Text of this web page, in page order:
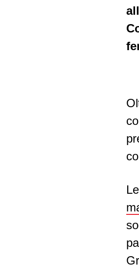
Ramo della sicurezza
Politica ambientale -
riconversione eco-